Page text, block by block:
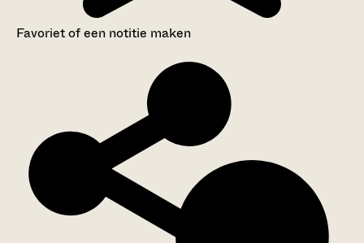
Favoriet of een notitie maken